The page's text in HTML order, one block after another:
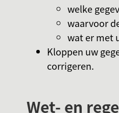
welke
waarvoor
wat er met
Kloppen uw
corrigeren.
Wet- en